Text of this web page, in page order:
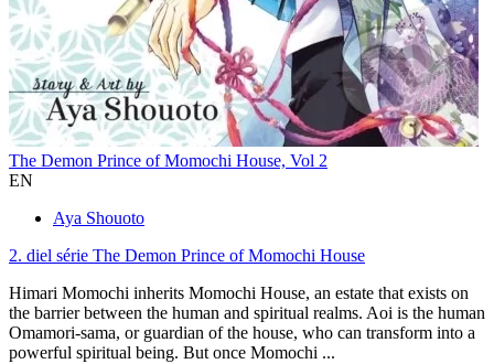
The Demon Prince of Momochi House, Vol 2
EN
Aya Shouoto
2. diel série The Demon Prince of Momochi House
Himari Momochi inherits Momochi House, an estate that exists on
the barrier between the human and spiritual realms. Aoi is the human
Omamori-sama, or guardian of the house, who can transform into a
powerful spiritual being. But once Momochi ...